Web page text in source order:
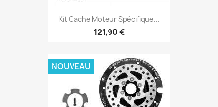
Kit Cache Moteur Spécifique...
121,90 €
NOUVEAU